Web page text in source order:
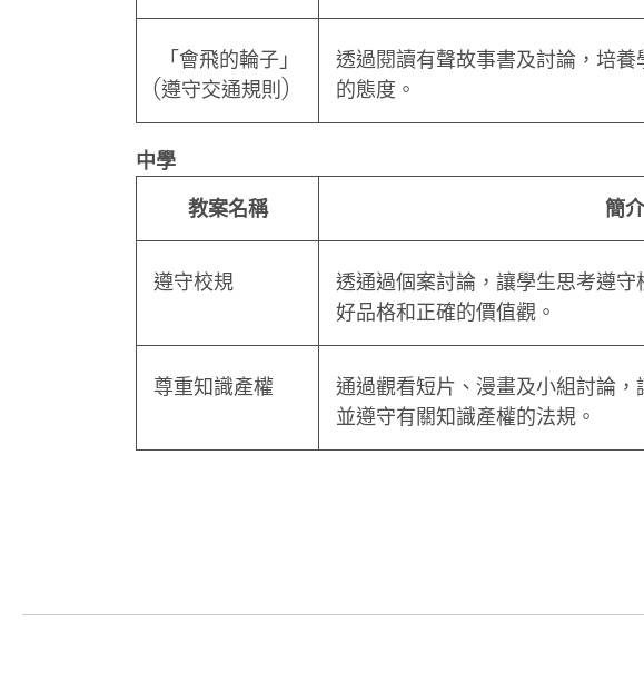
「會飛的輪子」
(遵守交通規則)
透過閱讀有聲故事書及討論，培
的態度。
中學
教案名稱
簡介
遵守校規
透通過個案討論，讓學生思考遵
好品格和正確的價值觀。
尊重知識產權
通過觀看短片、漫畫及小組討論，
並遵守有關知識產權的法規。